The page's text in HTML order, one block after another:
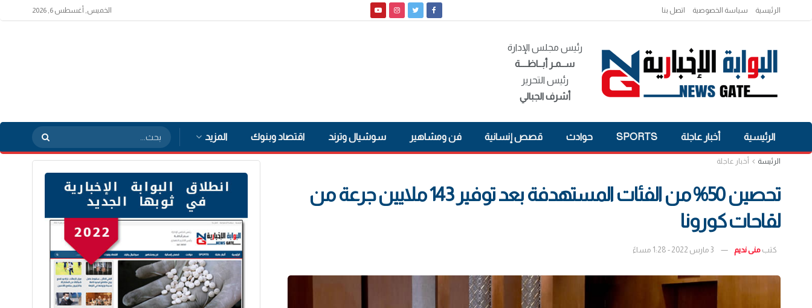
الرئيسية سياسة الخصوصية اتصل بنا الخميس, أغسطس 6, 2026
رئيس مجلس الإدارة
ســمـر أبــاظــــة
رئيس التحرير
أشرف الجبالي
الرئيسية أخبار عاجلة SPORTS حوادث قصص إنسانية فن ومشاهير سوشيال وترند اقتصاد وبنوك المزيد
الرئيسة أخبار عاجلة
تحصين 50% من الفئات المستهدفة بعد توفير 143 ملايين جرعة من
لقاحات كورونا
كتب منى نديم 3 مارس 2022 - 1:28 مساءً